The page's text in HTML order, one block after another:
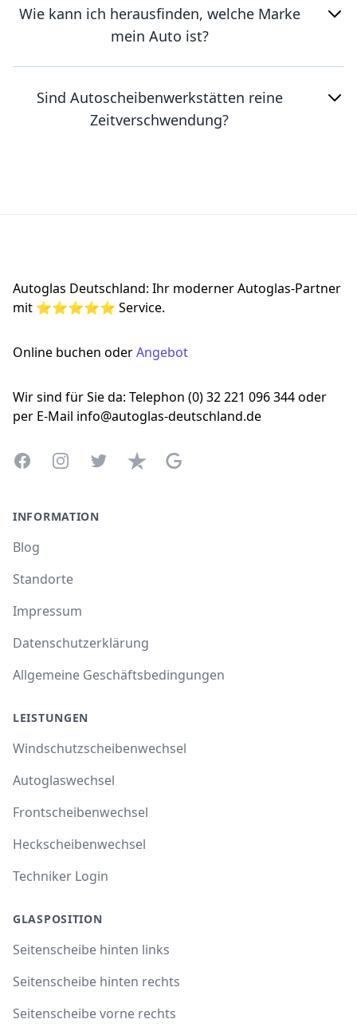
Wie kann ich herausfinden, welche Marke
mein Auto ist?
Sind Autoscheibenwerkstätten reine
Zeitverschwendung?
Autoglas Deutschland: Ihr moderner Autoglas-Partner
mit ⭐⭐⭐⭐⭐ Service.
Online buchen oderAngebot
Wir sind für Sie da: Telephon (0) 32 221 096 344 oder
per E-Mail info@autoglas-deutschland.de
FacebookInstagramTwitterTrustpilotGoogle Business Profile
INFORMATION
Blog
Standorte
Impressum
Datenschutzerklärung
Allgemeine Geschäftsbedingungen
LEISTUNGEN
Windschutzscheibenwechsel
Autoglaswechsel
Frontscheibenwechsel
Heckscheibenwechsel
Techniker Login
GLASPOSITION
Seitenscheibe hinten links
Seitenscheibe hinten rechts
Seitenscheibe vorne rechts